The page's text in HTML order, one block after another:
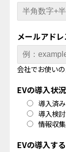
メールアドレ
会社でお使い
EVの導入状
導入済み
導入検
情報収
EVの導入す